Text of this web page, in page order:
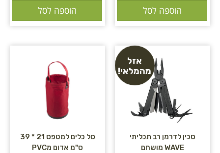
הוספה לסל הוספה לסל
אזל
מהמלאי!
סכין לדרמן רב תכליתי
WAVE מושחם
סל כלים למטפס 21 * 39
ס"מ אדום מPVC